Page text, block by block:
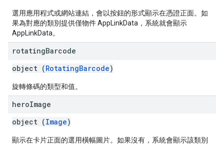
選用應用程式或網站連結，會以按鈕的形式顯示在憑證正面。如
果為對應的類別提供僅物件 AppLinkData，系統就會顯示
AppLinkData。
rotatingBarcode
object (RotatingBarcode)
旋轉條碼的類型和值。
heroImage
object (Image)
顯示在卡片正面的選用橫幅圖片。如果沒有，系統會顯示該類別